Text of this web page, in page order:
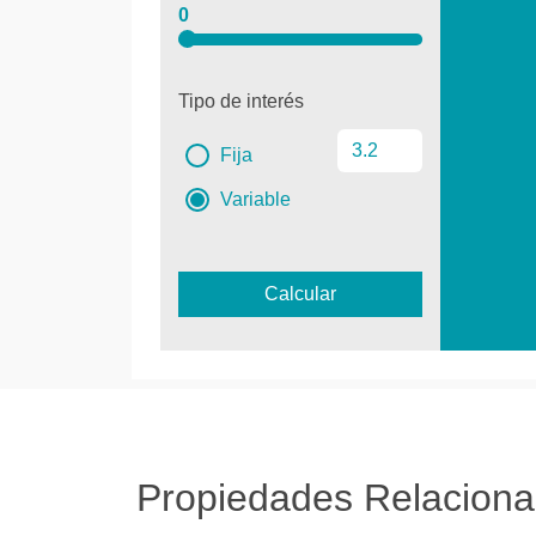
0
Tipo de interés
Fija
Variable
Calcular
Propiedades